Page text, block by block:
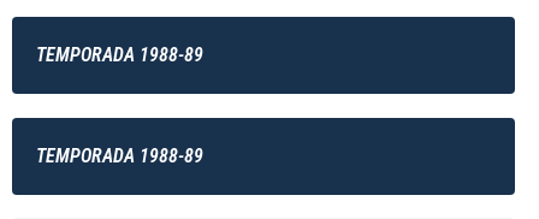
TEMPORADA 1988-89
TEMPORADA 1988-89